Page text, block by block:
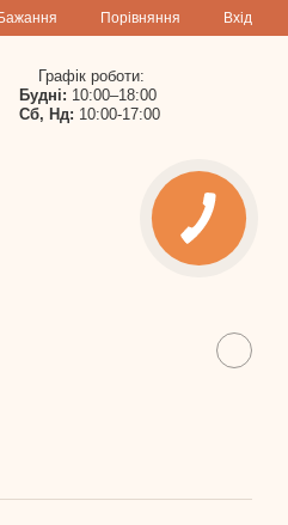
Бажання Порівняння Вхід
Графік роботи:
Будні: 10:00–18:00
Сб, Нд: 10:00-17:00